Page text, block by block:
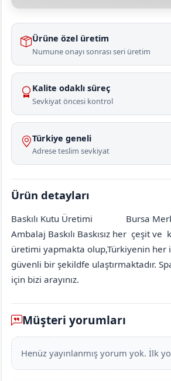
Ürüne özel üretim
Numune onayı sonrası seri üretim
Kalite odaklı süreç
Sevkiyat öncesi kontrol
Türkiye geneli
Adrese teslim sevkiyat
Ürün detayları
Baskılı Kutu Üretimi
Bursa
Ambalaj Baskılı Baskısız her çeşit
üretimi yapmakta olup,Türkiyenin her
güvenli bir şekildfe ulaştırmaktadır.
için bizi arayınız.
Müşteri yorumları
Henüz yayınlanmış yorum yok. İlk